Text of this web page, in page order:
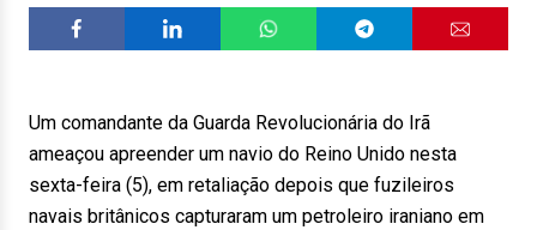
Um comandante da Guarda Revolucionária do Irã
ameaçou apreender um navio do Reino Unido nesta
sexta-feira (5), em retaliação depois que fuzileiros
navais britânicos capturaram um petroleiro iraniano em